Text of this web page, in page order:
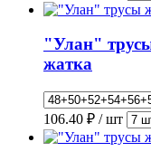
"Улан"
жатка
106.40 ₽ / шт